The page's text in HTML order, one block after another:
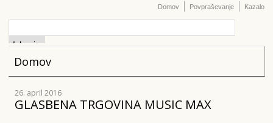
Domov Povpraševanje Kazalo
Domov
26. april 2016
GLASBENA TRGOVINA MUSIC MAX